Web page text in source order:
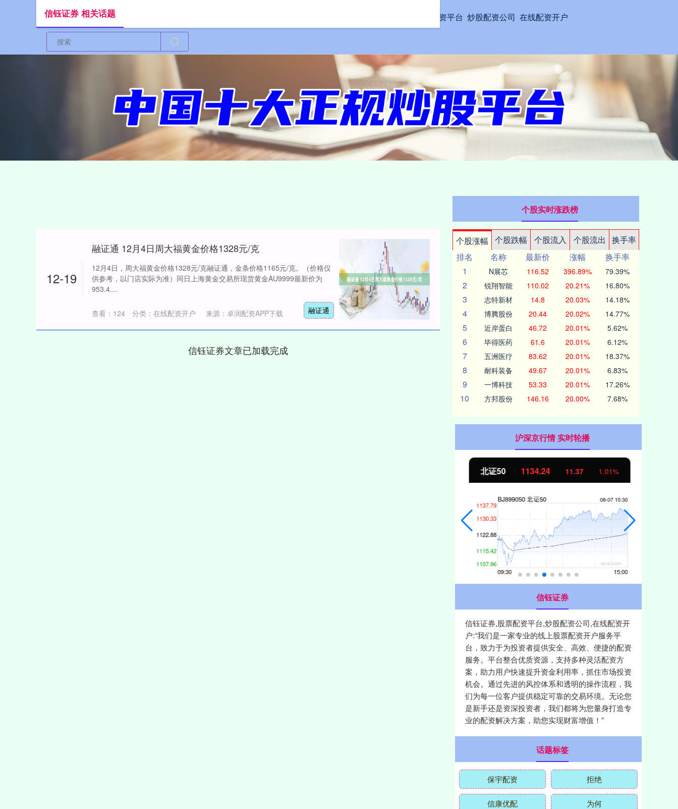
股票配资平台 炒股配资公司 在线配资开户
信钰证券 相关话题
12-19
融证通 12月4日周大福黄金价格1328元/克
12月4日，周大福黄金价格1328元/克融证通，金条价格1165元/克。（价格仅
供参考，以门店实际为准）同日上海黄金交易所现货黄金AU9999最新价为
953.4....
融证通
来源：卓润配资APP下载
查看： 124 分类： 在线配资开户
信钰证券文章已加载完成
个股实时涨跌榜
个股涨幅 个股跌幅 个股流入 个股流出
换手率
排名
名称 最新价 涨幅
换手率
1
N展芯 116.52 396.89% 79.39%
2 锐翔智能 110.02 20.21% 16.80%
3 志特新材 14.8 20.03% 14.18%
4 博腾股份 20.44 20.02% 14.77%
5 近岸蛋白 46.72 20.01% 5.62%
6 毕得医药 61.6 20.01% 6.12%
7 五洲医疗 83.62 20.01% 18.37%
8 耐科装备 49.67 20.01% 6.83%
9 一博科技 53.33 20.01% 17.26%
10 方邦股份 146.16 20.00% 7.68%
沪深京行情 实时轮播
北证50 1134.24 11.37 1.01%
信钰证券
信钰证券,股票配资平台,炒股配资公司,在线配资开
户:“我们是一家专业的线上股票配资开户服务平
台，致力于为投资者提供安全、高效、便捷的配资
服务。平台整合优质资源，支持多种灵活配资方
案，助力用户快速提升资金利用率，抓住市场投资
机会。通过先进的风控体系和透明的操作流程，我
们为每一位客户提供稳定可靠的交易环境。无论您
是新手还是资深投资者，我们都将为您量身打造专
业的配资解决方案，助您实现财富增值！”
话题标签
保宇配资 拒绝
信康优配 为何